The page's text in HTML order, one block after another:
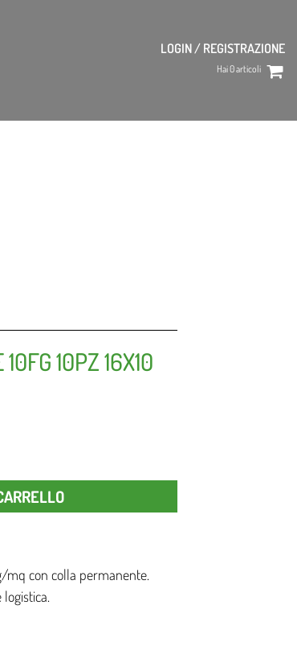
LOGIN / REGISTRAZIONE
Hai0articoli
10PZ 16X10
mq con colla permanente.